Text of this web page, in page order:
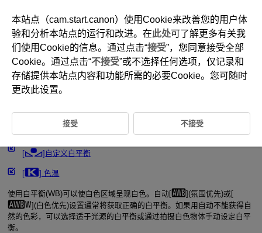
D101-070
白平衡设置
] 自动白平衡
[ ]自定义白平衡
[ ] 色温
使用白平衡(WB)可以使白色区域呈现白色。自动[
](氛围优先)或[
](白色优先)设置通常将获取正确的白平衡。如果用自动不能获得自
然的色彩，可以选择适于光源的白平衡或通过拍摄白色物体手动设定白平
衡。
本站点（cam.start.canon）使用Cookie来改善您的用户体
验和分析本站点的运行和改进。在此处可了解更多有关我
们使用Cookie的信息。通过点击“接受”，您同意接受全部
Cookie。通过点击“不接受”或不选择任何选项，仅记录和
存储提供本站点内容和功能所需的必要Cookie。您可随时
更改此设置。
接受 不接受